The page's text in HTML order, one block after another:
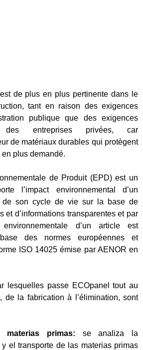
de plus en plus pertinente dans le
tant en raison des exigences
publique que des exigences
des entreprises privées, car
de matériaux durables qui protègent
plus demandé.
de Produit (EPD) est un
l’impact environnemental d’un
de son cycle de vie sur la base de
et d’informations transparentes et par
environnementale d’un article est
des normes européennes et
ISO 14025 émise par AENOR en
lesquelles passe ECOpanel tout au
de la fabrication à l’élimination, sont
materias primas: se analiza la
y el transporte de las materias primas